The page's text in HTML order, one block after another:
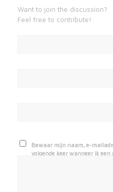
Want to join the discussion?
Feel free to contribute!
Bewaar mijn naam, e-
volgende keer wanneer ik een